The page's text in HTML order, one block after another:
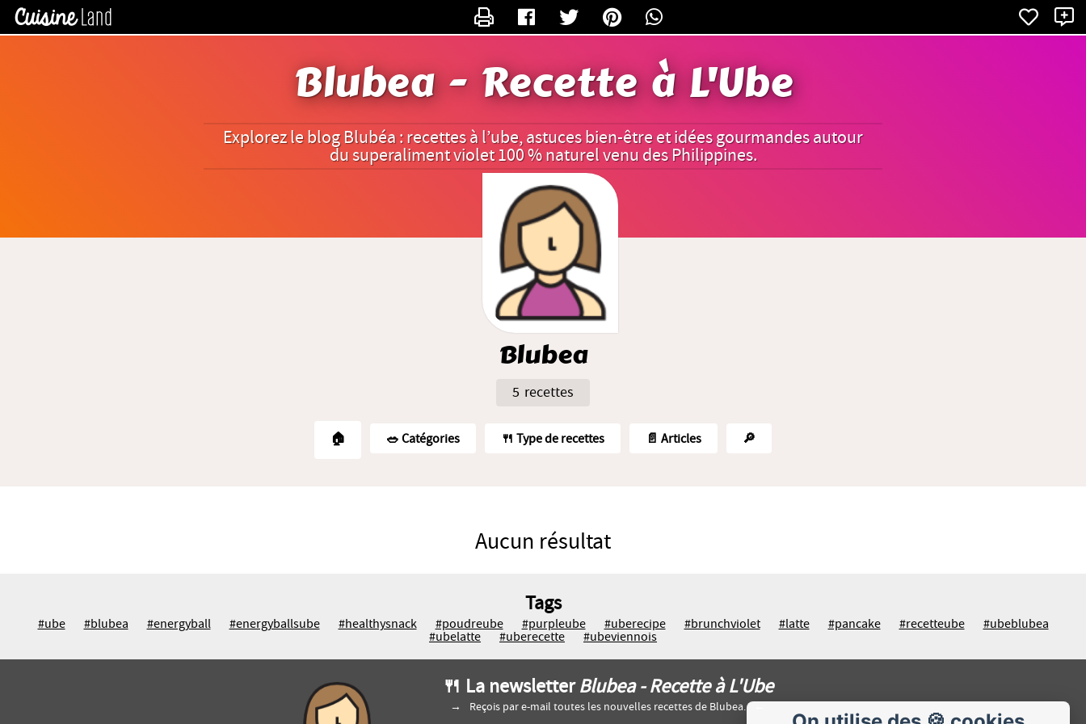
Blubea - Recette à L'Ube
Explorez le blog Blubéa : recettes à l’ube, astuces bien-être et idées gourmandes autour
du superaliment violet 100 % naturel venu des Philippines.
Blubea
5 recettes
🏠 🥗️ Catégories 🍴 Type de recettes 📄 Articles 🔎
Aucun résultat
Tags
#ube #blubea #energyball #energyballsube #healthysnack #poudreube #purpleube #uberecipe #brunchviolet #latte #pancake #recetteube
#ubeblubea
#ubelatte
#uberecette #ubeviennois
🍴 La newsletter Blubea - Recette à L'Ube
Reçois par e-mail toutes les nouvelles recettes de Blubea.
X
CONTACTER BLUBEA